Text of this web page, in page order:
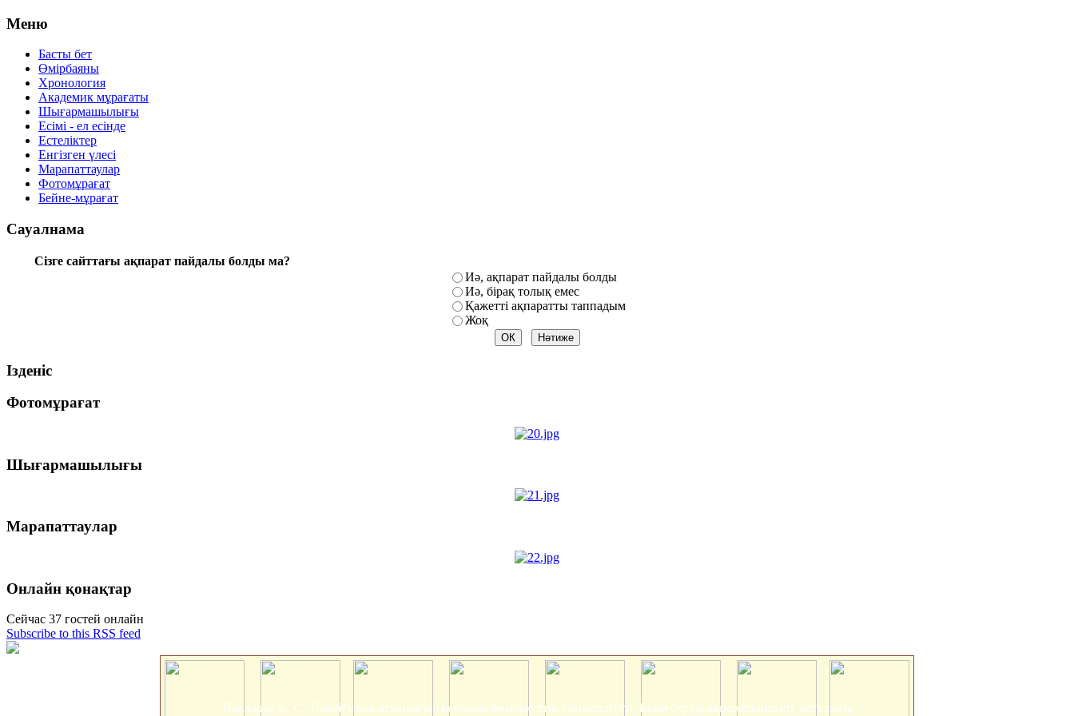
Меню
Басты бет
Өмірбаяны
Хронология
Aкадемик мұрағаты
Шығармашылығы
Есімі - ел есінде
Естеліктер
Енгізген үлесі
Марапаттаулар
Фотомұрағат
Бейне-мұрағат
Сауалнама
Сізге сайттағы ақпарат пайдалы болды ма?
Иә, ақпарат пайдалы болды
Иә, бірақ толық емес
Қажетті ақпаратты таппадым
Жоқ
Ізденіс
Фотомұрағат
Шығармашылығы
Марапаттаулар
Онлайн қонақтар
Сейчас 37 гостей онлайн
Subscribe to this RSS feed
Павлодар қ., С. Торайғыров атындағы Павлодар мемлекеттік университеті, Білім беруді ақпараттандыру орталығы